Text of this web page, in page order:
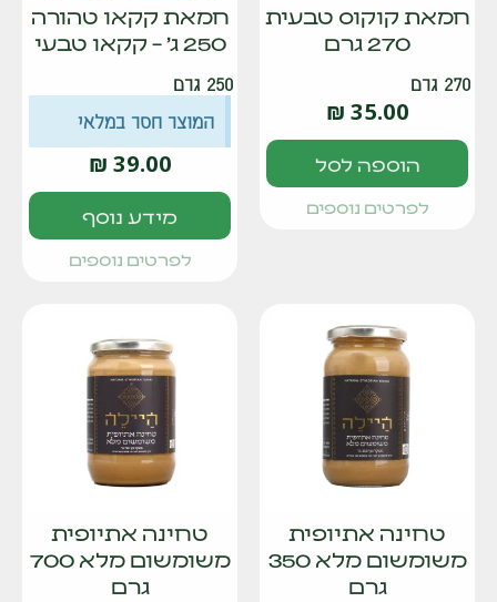
חמאת קוקוס טבעית
270 גרם
270 גרם
35.00
₪
הוספה לסל
לפרטים נוספים
חמאת קקאו טהורה
250 ג' – קקאו טבעי
250 גרם
המוצר חסר במלאי
39.00
₪
מידע נוסף
לפרטים נוספים
טחינה אתיופית
משומשום מלא 350
גרם
טחינה אתיופית
משומשום מלא 700
גרם